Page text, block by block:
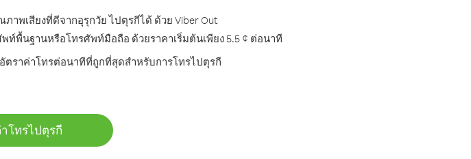
พเสียงที่ดีจากอุรุกวัย ไปตุรกีได้ ด้วย Viber Out
พื้นฐานหรือโทรศัพท์มือถือ ด้วยราคาเริ่มต้นเพียง 5.5 ¢ ต่อนาที
ตราค่าโทรต่อนาทีที่ถูกที่สุดสำหรับการโทรไปตุรกี
โทรไปตุรกี